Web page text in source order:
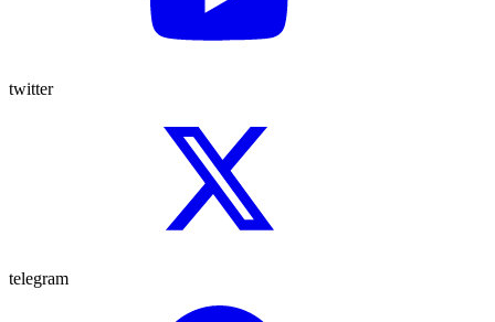
twitter
telegram